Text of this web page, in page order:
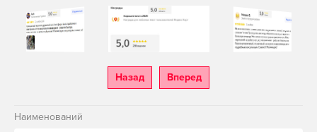
Назад Вперед
Наименований